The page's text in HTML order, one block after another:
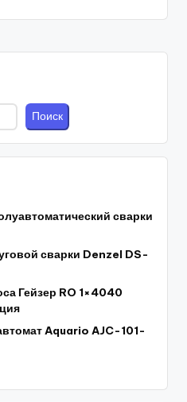
Поиск
сварки
сварки Denzel DS-
Гейзер RO 1×4040
Aquario AJC-101-